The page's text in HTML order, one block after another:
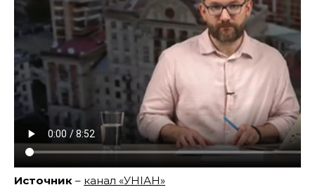
Источник – канал «УНІАН»